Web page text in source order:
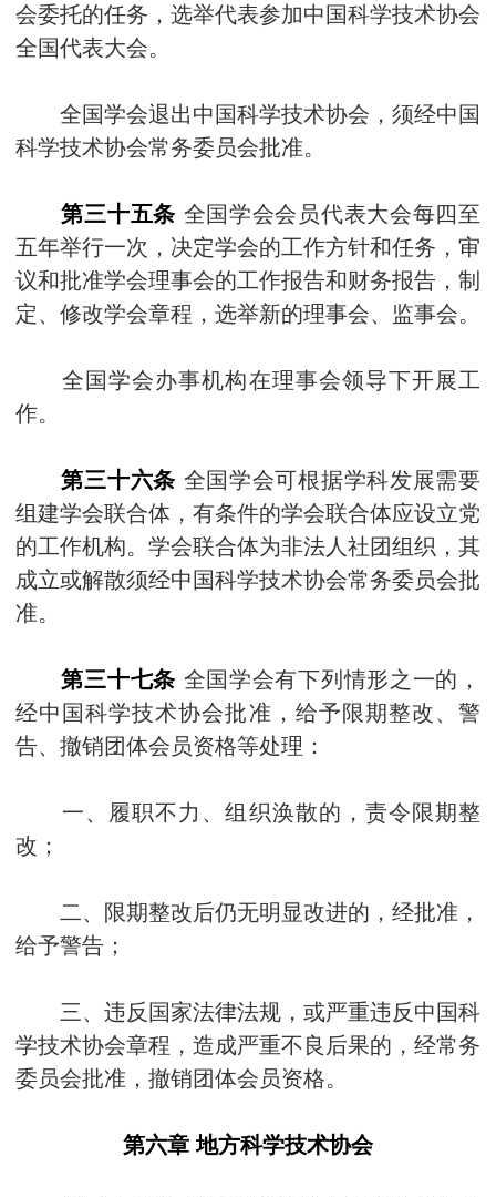
会委托的任务，选举代表参加中国科学技术协会
全国代表大会。
全国学会退出中国科学技术协会，须经中国
科学技术协会常务委员会批准。
第三十五条 全国学会会员代表大会每四至
五年举行一次，决定学会的工作方针和任务，审
议和批准学会理事会的工作报告和财务报告，制
定、修改学会章程，选举新的理事会、监事会。
全国学会办事机构在理事会领导下开展工
作。
第三十六条 全国学会可根据学科发展需要
组建学会联合体，有条件的学会联合体应设立党
的工作机构。学会联合体为非法人社团组织，其
成立或解散须经中国科学技术协会常务委员会批
准。
第三十七条 全国学会有下列情形之一的，
经中国科学技术协会批准，给予限期整改、警
告、撤销团体会员资格等处理：
一、履职不力、组织涣散的，责令限期整
改；
二、限期整改后仍无明显改进的，经批准，
给予警告；
三、违反国家法律法规，或严重违反中国科
学技术协会章程，造成严重不良后果的，经常务
委员会批准，撤销团体会员资格。
第六章 地方科学技术协会